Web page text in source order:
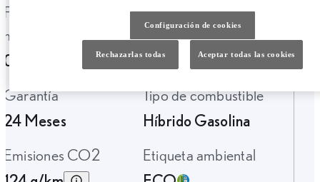
Fecha de
matriculación
03-2022
Kilometraje
69.200 Km.
Garantía
24 Meses
Tipo de combustible
Híbrido Gasolina
Emisiones CO2
Etiqueta ambiental
Configuración de cookies
Rechazarlas todas Aceptar todas las cookies